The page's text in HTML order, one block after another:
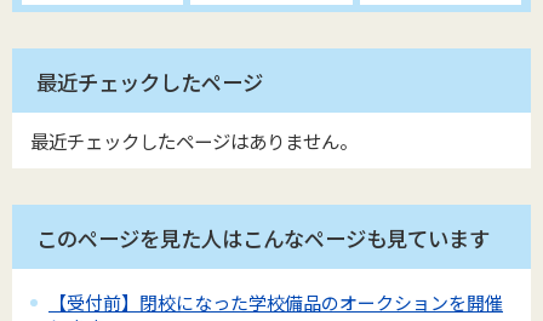
最近チェックしたページ
最近チェックしたページはありません。
このページを見た人はこんなページも見ています
【受付前】閉校になった学校備品のオークションを開催